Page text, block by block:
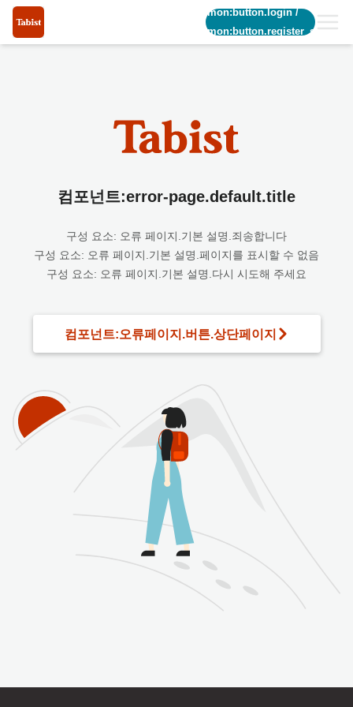
common:button.login/
common:button.register_short
컴포넌트:error-page.default.title
구성 요소: 오류 페이지.기본 설명.죄송합니다
구성 요소: 오류 페이지.기본 설명.페이지를 표시할 수 없음
구성 요소: 오류 페이지.기본 설명.다시 시도해 주세요
컴포넌트:오류페이지.버튼.상단페이지